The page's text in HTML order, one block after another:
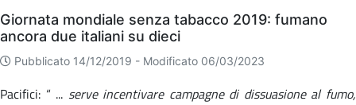
Eventi
Giornata mondiale senza tabacco 2019: fumano
ancora due italiani su dieci
Pubblicato 14/12/2019 - Modificato 06/03/2023
Pacifici: “ ... serve incentivare campagne di dissuasione al fumo,